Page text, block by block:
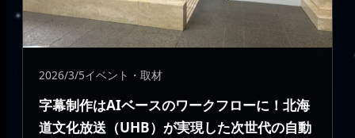
2026/3/5イベント・取材
字幕制作はAIベースのワークフローに！北海
道文化放送（UHB）が実現した次世代の自動